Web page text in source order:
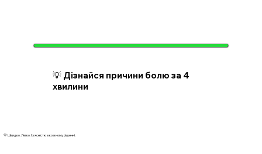
💡 Дізнайся причини болю за 4
хвилини
💛 Швидко. Легко. І з ясністю в кожному рішенні.